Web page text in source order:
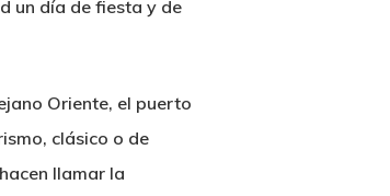
un día de fiesta y de
Oriente, el puerto
clásico o de
llamar la